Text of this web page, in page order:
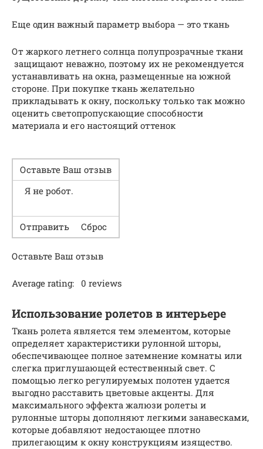
Еще один важный параметр выбора — это ткань
От жаркого летнего солнца полупрозрачные ткани
защищают неважно, поэтому их не рекомендуется
устанавливать на окна, размещенные на южной
стороне. При покупке ткань желательно
прикладывать к окну, поскольку только так можно
оценить светопропускающие способности
материала и его настоящий оттенок
Оставьте Ваш отзыв
Я не робот.
Отправить Сброс
Оставьте Ваш отзыв
Average rating: 0 reviews
Использование ролетов в интерьере
Ткань ролета является тем элементом, которые
определяет характеристики рулонной шторы,
обеспечивающее полное затемнение комнаты или
слегка приглушающей естественный свет. С
помощью легко регулируемых полотен удается
выгодно расставить цветовые акценты. Для
максимального эффекта жалюзи ролеты и
рулонные шторы дополняют легкими занавесками,
которые добавляют недостающее плотно
прилегающим к окну конструкциям изящество.